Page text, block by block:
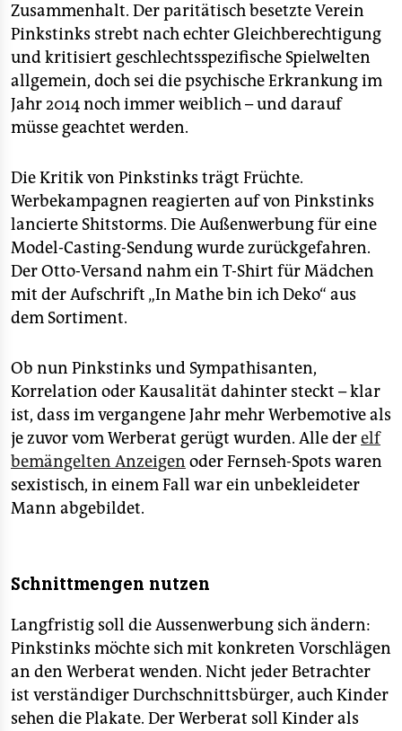
Zusammenhalt. Der paritätisch besetzte Verein
Pinkstinks strebt nach echter Gleichberechtigung
und kritisiert geschlechtsspezifische Spielwelten
allgemein, doch sei die psychische Erkrankung im
Jahr 2014 noch immer weiblich – und darauf
müsse geachtet werden.
Die Kritik von Pinkstinks trägt Früchte.
Werbekampagnen reagierten auf von Pinkstinks
lancierte Shitstorms. Die Außenwerbung für eine
Model-Casting-Sendung wurde zurückgefahren.
Der Otto-Versand nahm ein T-Shirt für Mädchen
mit der Aufschrift „In Mathe bin ich Deko“ aus
dem Sortiment.
Ob nun Pinkstinks und Sympathisanten,
Korrelation oder Kausalität dahinter steckt – klar
ist, dass im vergangene Jahr mehr Werbemotive als
je zuvor vom Werberat gerügt wurden. Alle derelf
bemängelten Anzeigen oder Fernseh-Spots waren
sexistisch, in einem Fall war ein unbekleideter
Mann abgebildet.
Schnittmengen nutzen
Langfristig soll die Aussenwerbung sich ändern:
Pinkstinks möchte sich mit konkreten Vorschlägen
an den Werberat wenden. Nicht jeder Betrachter
ist verständiger Durchschnittsbürger, auch Kinder
sehen die Plakate. Der Werberat soll Kinder als